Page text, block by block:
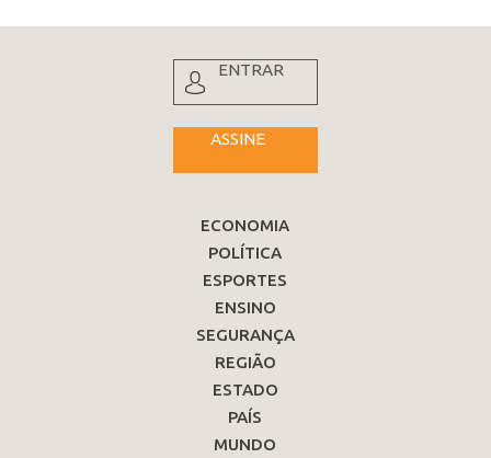
ENTRAR
ASSINE
ECONOMIA
POLÍTICA
ESPORTES
ENSINO
SEGURANÇA
REGIÃO
ESTADO
PAÍS
MUNDO